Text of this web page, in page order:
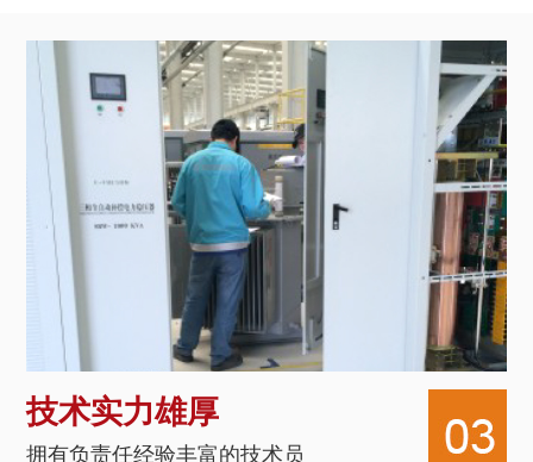
技术实力雄厚
拥有负责任经验丰富的技术员